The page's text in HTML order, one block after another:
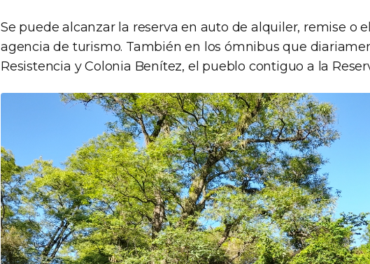
Se puede alcanzar la reserva en auto de alquiler, remise o
agencia de turismo. También en los ómnibus que
Resistencia y Colonia Benítez, el pueblo contiguo a la